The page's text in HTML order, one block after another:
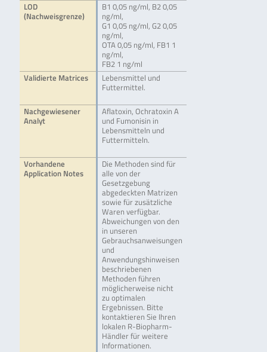
LOD
(Nachweisgrenze)
B1 0,05 ng/ml, B2 0,05
ng/ml,
G1 0,05 ng/ml, G2 0,05
ng/ml,
OTA 0,05 ng/ml, FB1 1
ng/ml,
FB2 1 ng/ml
Validierte Matrices
Lebensmittel und
Futtermittel.
Nachgewiesener
Analyt
Aflatoxin, Ochratoxin A
und Fumonisin in
Lebensmitteln und
Futtermitteln.
Vorhandene
Application Notes
Die Methoden sind für
alle von der
Gesetzgebung
abgedeckten Matrizen
sowie für zusätzliche
Waren verfügbar.
Abweichungen von den
in unseren
Gebrauchsanweisungen
und
Anwendungshinweisen
beschriebenen
Methoden führen
möglicherweise nicht
zu optimalen
Ergebnissen. Bitte
kontaktieren Sie Ihren
lokalen R-Biopharm-
Händler für weitere
Informationen.